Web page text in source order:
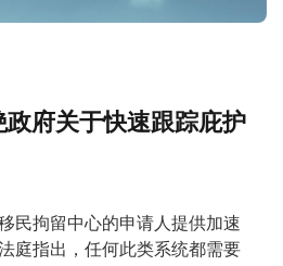
府关于快速跟踪庇护
民拘留中心的申请人提供加速
庭指出，任何此类系统都需要